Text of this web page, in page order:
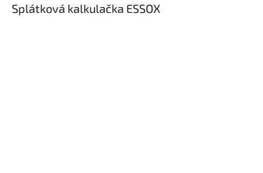
Splátková kalkulačka ESSOX